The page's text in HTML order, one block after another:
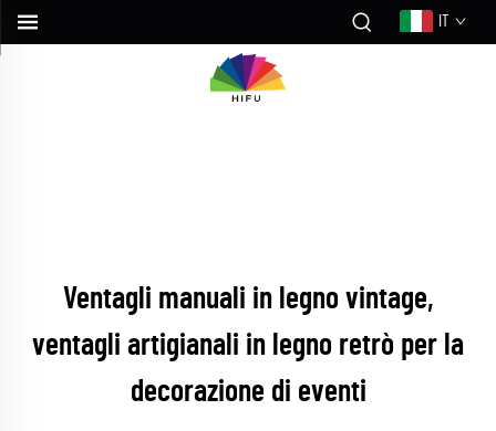
Ventagli manuali in legno vintage,
ventagli artigianali in legno retrò per la
decorazione di eventi